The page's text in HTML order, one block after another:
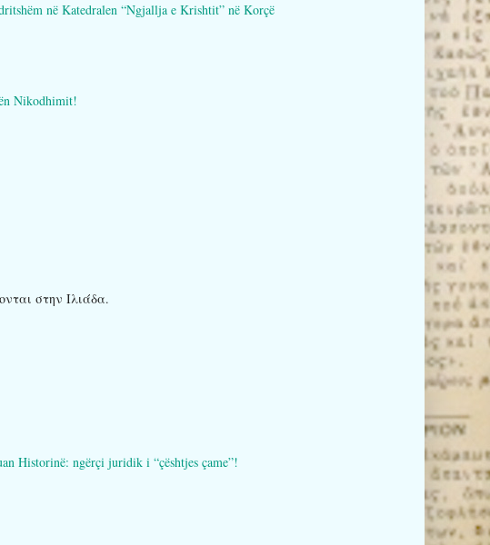
në Katedralen “Ngjallja e Krishtit” në Korçë
Nikodhimit!
στην Ιλιάδα.
Historinë: ngërçi juridik i “çështjes çame”!